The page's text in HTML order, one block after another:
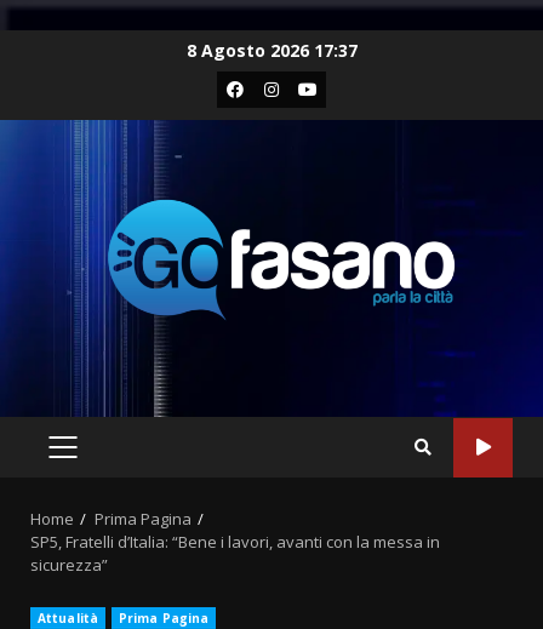
8 Agosto 2026 17:37
Facebook
Instagram
Youtube
PRIMARY
Home
Prima Pagina
SP5, Fratelli d’Italia: “Bene i lavori, avanti con la messa in
sicurezza”
Attualità Prima Pagina